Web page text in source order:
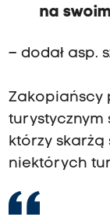
na
– dodał asp.
Zakopiańscy
turystycznym
którzy skarżą
niektórych